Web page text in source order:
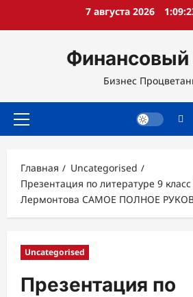
7 августа 2026
Финансовый
Бизнес
Основное
Главная
Uncategorised
Презентация по литературе 9
Лермонтова САМОЕ ПОЛНОЕ
Uncategorised
Презентация по